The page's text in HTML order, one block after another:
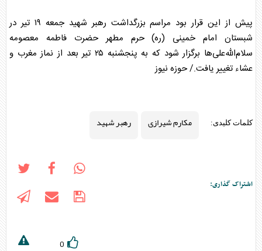
پیش از این قرار بود مراسم بزرگداشت رهبر شهید
جمعه ۱۹ تیر در
شبستان امام خمینی (ره) حرم مطهر حضرت فاطمه معصومه
سلام‌الله‌علی‌ها برگزار شود که به پنجشنبه ۲۵ تیر بعد از نماز مغرب و
عشاء تغییر یافت./ حوزه نیوز
کلمات کلیدی: مکارم شیرازی رهبر شهید
اشتراک گذاری:
0